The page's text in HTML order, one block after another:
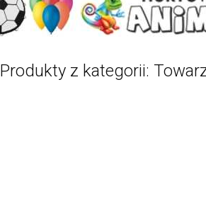
Produkty z kategorii: